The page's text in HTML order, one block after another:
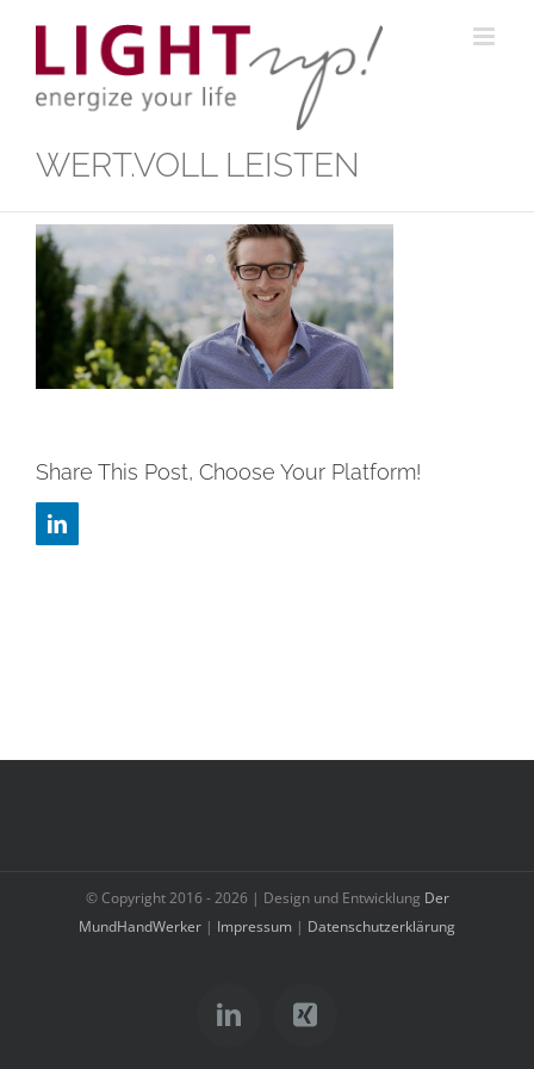
springen
WERT.VOLL LEISTEN
Share This Post, Choose Your Platform!
LinkedIn
© Copyright 2016 -2026 | Design und Entwicklung Der
MundHandWerker | Impressum | Datenschutzerklärung
LinkedInXing